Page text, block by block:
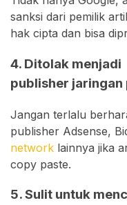
sanksi dari pemilik
hak cipta dan bisa
4. Ditolak menjadi
publisher jaringan
Jangan terlalu
publisher Adsense,
network lainnya jika
copy paste.
5. Sulit untuk